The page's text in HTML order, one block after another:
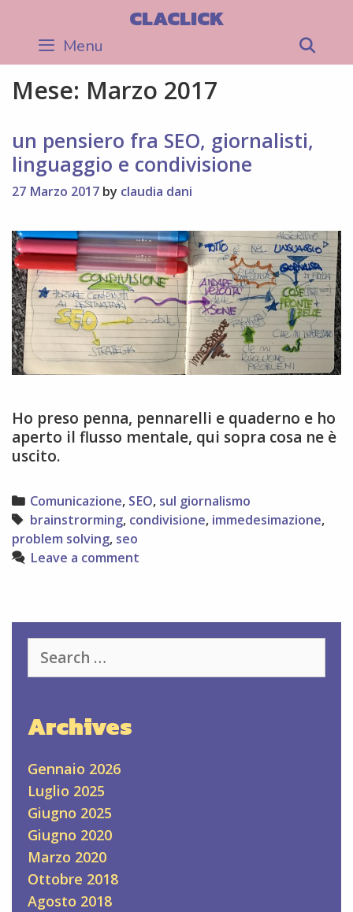
content
CLACLICK
Menu
Mese: Marzo 2017
un pensiero fra SEO, giornalisti,
linguaggio e condivisione
27 Marzo 2017 by claudia dani
Ho preso penna, pennarelli e quaderno e ho
aperto il flusso mentale, qui sopra cosa ne è
uscito.
Categories
Comunicazione, SEO, sul giornalismo
Tags
brainstrorming, condivisione, immedesimazione,
problem solving, seo
Leave a comment
for:
Archives
Gennaio 2026
Luglio 2025
Giugno 2025
Giugno 2020
Marzo 2020
Ottobre 2018
Agosto 2018